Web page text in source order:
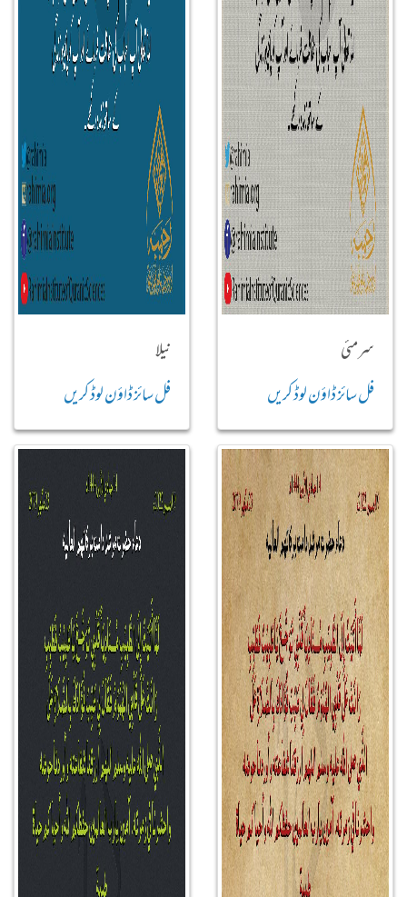
سرمئی
فل سائز ڈاؤن لوڈ کریں
نیلا
فل سائز ڈاؤن لوڈ کریں